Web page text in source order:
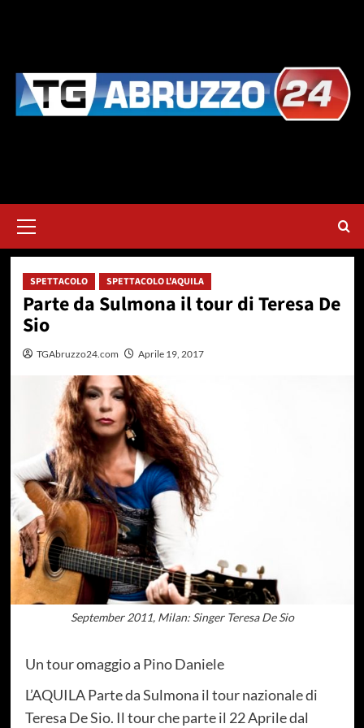
principale
SPETTACOLO SPETTACOLO L'AQUILA
Parte da Sulmona il tour di Teresa De
Sio
TGAbruzzo24.com Aprile 19, 2017
September 2011, Milan: Singer Teresa De Sio
Un tour omaggio a Pino Daniele
L’AQUILA Parte da Sulmona il tour nazionale di
Teresa De Sio. Il tour che parte il 22 Aprile dal